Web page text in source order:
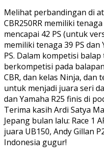
Melihat perbandingan di
CBR250RR memiliki
mencapai 42 PS (untuk
memiliki tenaga 39 PS dan
PS. Dalam kompetisi
berkompetisi pada
CBR, dan kelas Ninja,
untuk menjadi juara seri
dan Yamaha R25 finis di
Terima kasih Ardi Satya
Jepang bulan lalu: Race 1
juara UB150, Andy Gillan
Indonesia gugur!